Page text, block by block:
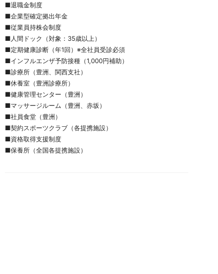
■退職金制度
■企業型確定拠出年金
■従業員持株会制度
■人間ドック（対象：35歳以上）
■定期健康診断（年1回）※全社員受診必須
■インフルエンザ予防接種（1,000円補助）
■診療所（豊洲、関西支社）
■休養室（豊洲診療所）
■健康管理センター（豊洲）
■マッサージルーム（豊洲、赤坂）
■社員食堂（豊洲）
■契約スポーツクラブ（各提携施設）
■資格取得支援制度
■保養所（全国各提携施設）